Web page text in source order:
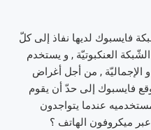
فايسبوك لديها نفاذ إلى كلّ
العنكبوتيّة , و يستخدم
الإجماليّة , من أجل أغراض
فايسبوك إلى حدّ أن يقوم
عندما يتواجدون
ميكروفون الهاتف ؟